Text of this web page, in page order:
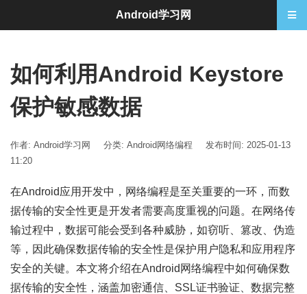
如何利用Android Keystore
保护敏感数据
作者: Android学习网 分类: Android网络编程
发布时间: 2025-01-13
11:20
在Android应用开发中，网络编程是至关重要的一环，而数
据传输的安全性更是开发者需要高度重视的问题。在网络传
输过程中，数据可能会受到各种威胁，如窃听、篡改、伪造
等，因此确保数据传输的安全性是保护用户隐私和应用程序
安全的关键。本文将介绍在Android网络编程中如何确保数
据传输的安全性，涵盖加密通信、SSL证书验证、数据完整
Android学习网